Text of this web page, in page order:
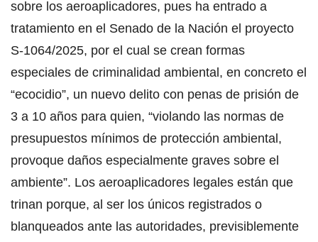
sobre los aeroaplicadores, pues ha entrado a
tratamiento en el Senado de la Nación el proyecto
S-1064/2025, por el cual se crean formas
especiales de criminalidad ambiental, en concreto el
“ecocidio”, un nuevo delito con penas de prisión de
3 a 10 años para quien, “violando las normas de
presupuestos mínimos de protección ambiental,
provoque daños especialmente graves sobre el
ambiente”. Los aeroaplicadores legales están que
trinan porque, al ser los únicos registrados o
blanqueados ante las autoridades, previsiblemente